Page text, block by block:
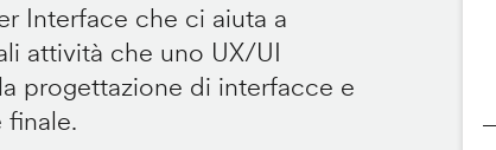
Interface che ci aiuta a
attività che uno UX/UI
progettazione di interfacce e
finale.